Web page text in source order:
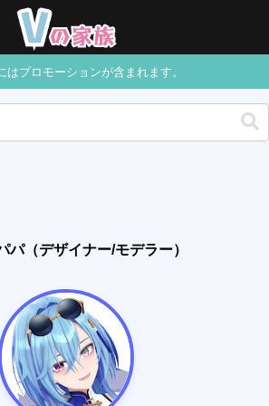
はプロモーションが含まれます。
パ（デザイナー/モデラー）